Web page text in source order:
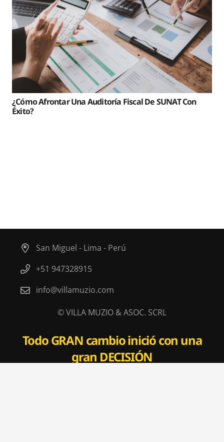
¿Cómo Afrontar Una Auditoría Fiscal De SUNAT Con
Éxito?
San Miguel - Lima - Perú
+51 947328915
info@villamuzio.com
© VILLA MUZIO & ASOC. SCRL
TodoGRAN cambio inició con una
gran DECISIÓN